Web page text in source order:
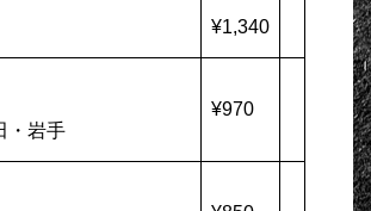
¥1,340
・岩手
¥970